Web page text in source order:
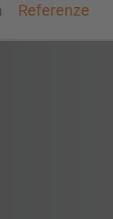
Referenze